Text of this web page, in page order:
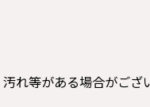
れ等がある場合がご